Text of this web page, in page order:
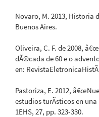
Novaro, M. 2013, Historia
Buenos Aires.
Oliveira, C. F. de 2008,
dÃ©cada de 60 e o
en:
Pastoriza, E. 2012,
estudios turÃ­sticos en
1EHS, 27, pp. 323-330.